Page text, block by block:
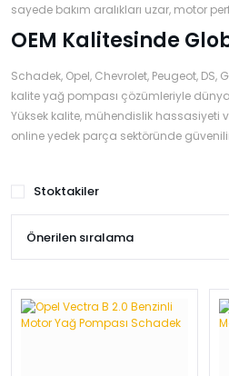
sayede bakım aralıkları uzar, motor
OEM Kalitesinde
Schadek, Opel, Chevrolet, Peugeot, DS,
kalite yağ pompası çözümleriyle
Yüksek kalite, mühendislik hassasiyeti
online yedek parça sektöründe
Stoktakiler